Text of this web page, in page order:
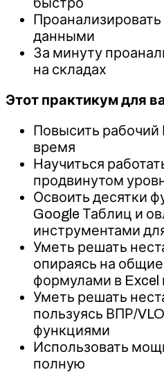
данными
За минуту
на складах
Этот практикум для
Повысить
время
Научиться
продвинутом
Освоить десятки
Google Таблиц и
инструментами
Уметь решать
опираясь на
формулами в Excel
Уметь решать
пользуясь ВПР/
функциями
Использовать
полную